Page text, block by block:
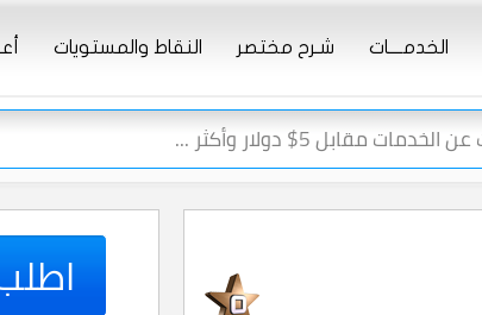
الخدمــــات شـرح مختصر النقاط والمستويات
اطلب